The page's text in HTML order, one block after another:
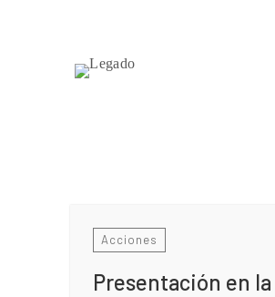
Acciones
Presentación en la